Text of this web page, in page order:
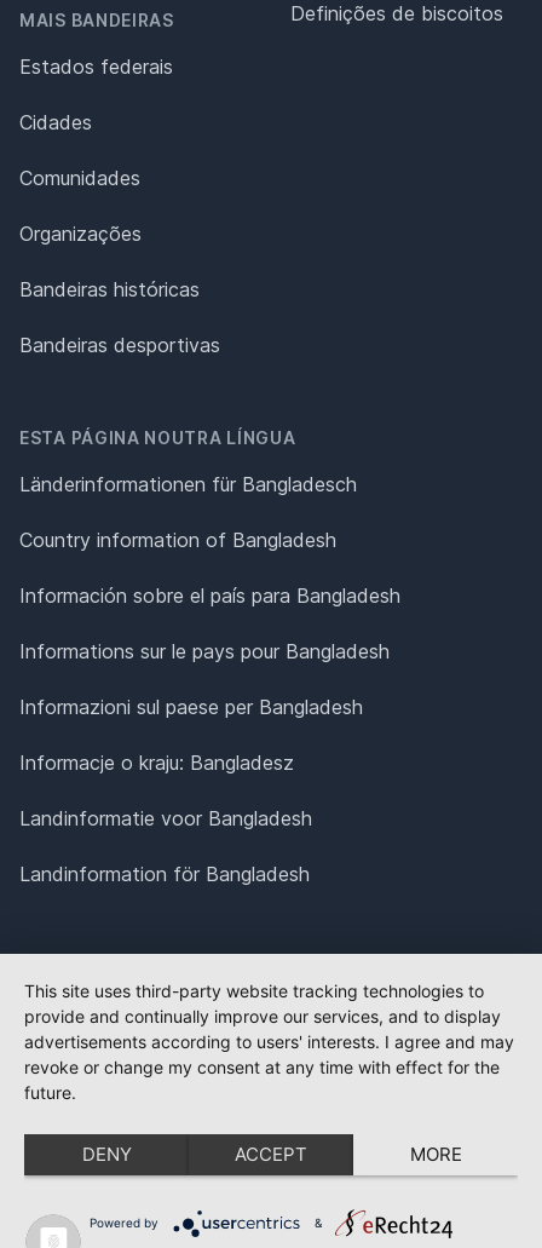
MAIS BANDEIRAS
Estados federais
Cidades
Comunidades
Organizações
Bandeiras históricas
Bandeiras desportivas
Definições de biscoitos
ESTA PÁGINA NOUTRA LÍNGUA
Länderinformationen für Bangladesch
Country information of Bangladesh
Información sobre el país para Bangladesh
Informations sur le pays pour Bangladesh
Informazioni sul paese per Bangladesh
Informacje o kraju: Bangladesz
Landinformatie voor Bangladesh
Landinformation för Bangladesh
This site uses third-party website tracking technologies to
provide and continually improve our services, and to display
advertisements according to users' interests. I agree and may
revoke or change my consent at any time with effect for the
future.
DENY ACCEPT MORE
Powered by &